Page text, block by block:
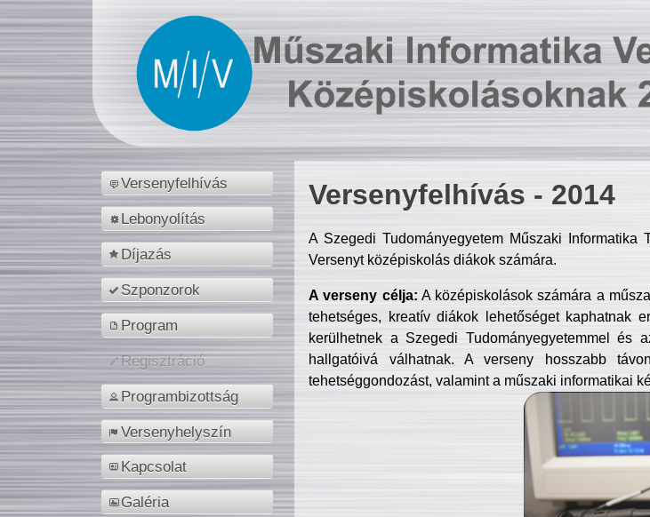
Versenyfelhívás
Lebonyolítás
Díjazás
Szponzorok
Program
Regisztráció
Programbizottság
Versenyhelyszín
Kapcsolat
Galéria
Versenyfelhívás - 2014
A Szegedi Tudományegyetem Műszaki
Versenyt középiskolás diákok számára.
A verseny célja: A középiskolások számára a
tehetséges, kreatív diákok lehetőséget kaphatnak
kerülhetnek a Szegedi Tudományegyetemmel
hallgatóivá válhatnak. A verseny hosszabb
tehetséggondozást, valamint a műszaki informatikai